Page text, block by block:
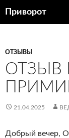
Приворот
ОТЗЫВЫ
ОТЗЫВ
21.04.2025
Добрый вечер,